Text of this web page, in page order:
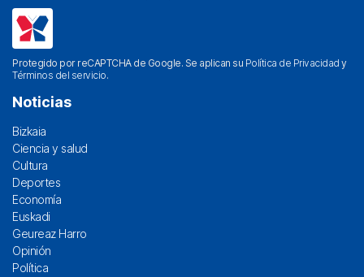
Protegido por reCAPTCHA de Google. Se aplican su Política de Privacidad y
Términos del servicio.
Noticias
Bizkaia
Ciencia y salud
Cultura
Deportes
Economía
Euskadi
Geureaz Harro
Opinión
Política